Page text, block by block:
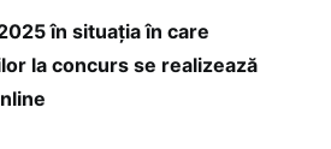
în situaţia în care
la concurs se realizează